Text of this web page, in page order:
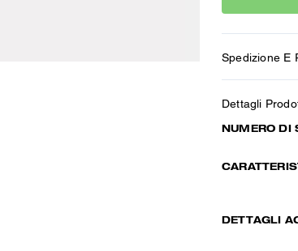
Spedizione E
Dettagli
NUMERO DI
DETTAGLI